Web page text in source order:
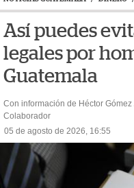
Así puedes
legales por
Guatemala
Con información de Héctor Gómez
Colaborador
05 de agosto de 2026, 16:55